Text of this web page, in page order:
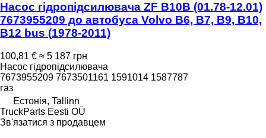
Насос гідропідсилювача ZF B10B (01.78-12.01)
7673955209 до автобуса Volvo B6, B7, B9, B10,
B12 bus (1978-2011)
100,81 € ≈ 5 187 грн
Насос гідропідсилювача
7673955209 7673501161 1591014 1587787
газ
Естонія, Tallinn
TruckParts Eesti OÜ
Зв'язатися з продавцем